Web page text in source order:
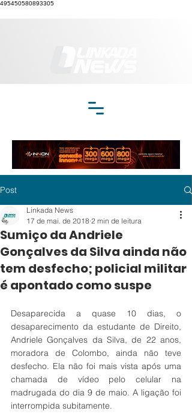
495450580893305
Post
Sumiço da Andriele
Gonçalves da Silva ainda não
tem desfecho; policial militar
é apontado como suspe
Linkada News
17 de mai. de 2018 2 min de leitura
Desaparecida a quase 10 dias, o
desaparecimento da estudante de Direito,
Andriele Gonçalves da Silva, de 22 anos,
moradora de Colombo, ainda não teve
desfecho. Ela não foi mais vista após uma
chamada de vídeo pelo celular na
madrugada do dia 9 de maio. A ligação foi
interrompida subitamente.